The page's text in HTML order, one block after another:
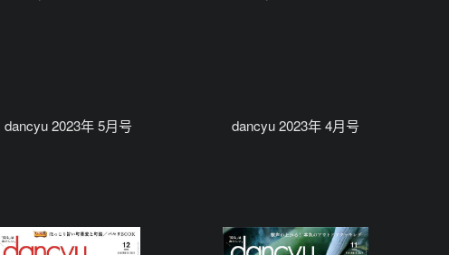
dancyu 2023年 5月号 dancyu 2023年 4月号